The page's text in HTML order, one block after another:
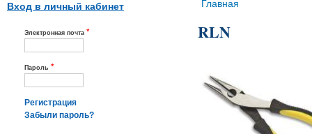
Вход в личный кабинет
Электронная почта *
Пароль *
Регистрация
Забыли пароль?
Вы здесь
Главная
RLN